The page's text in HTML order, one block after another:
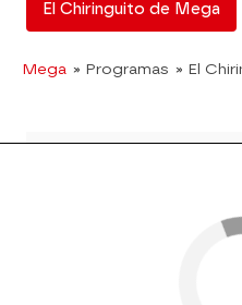
El Chiringuito de Mega
Mega » Programas » El